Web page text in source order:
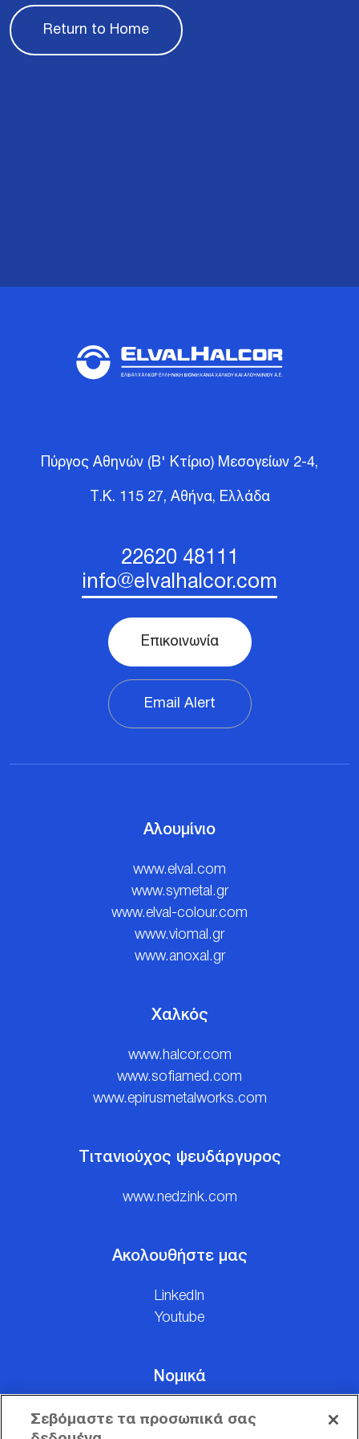
Return to Home
Πύργος Αθηνών (Β' Κτίριο) Μεσογείων 2-4,
Τ.Κ. 115 27, Αθήνα, Ελλάδα
22620 48111
info@elvalhalcor.com
Επικοινωνία
Email Alert
Αλουμίνιο
www.elval.com
www.symetal.gr
www.elval-colour.com
www.viomal.gr
www.anoxal.gr
Χαλκός
www.halcor.com
www.sofiamed.com
www.epirusmetalworks.com
Τιτανιούχος ψευδάργυρος
www.nedzink.com
Ακολουθήστε μας
LinkedIn
Youtube
Νομικά
Όροι Χρήσης
Σεβόμαστε τα προσωπικά σας